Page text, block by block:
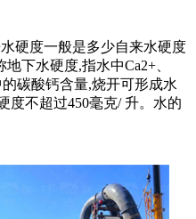
硬度一般是多少自来水硬度
下水硬度,指水中Ca2+、
碳酸钙含量,烧开可形成水
度不超过450毫克/ 升。水的